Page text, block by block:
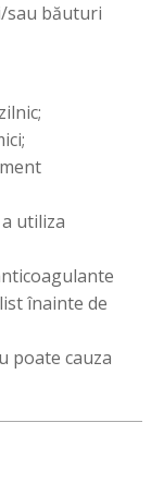
sau băuturi
utiliza
înainte de
poate cauza